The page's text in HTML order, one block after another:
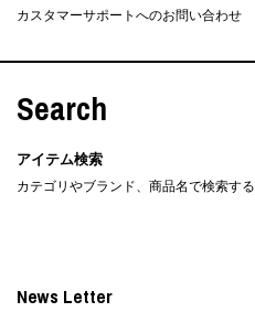
カスタマーサポートへのお問い合わせ
Search
アイテム検索
カテゴリやブランド、商品名で検索する
News Letter